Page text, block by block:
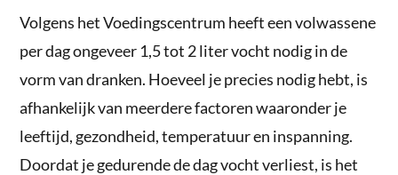
Volgens het Voedingscentrum heeft een volwassene
per dag ongeveer 1,5 tot 2 liter vocht nodig in de
vorm van dranken. Hoeveel je precies nodig hebt, is
afhankelijk van meerdere factoren waaronder je
leeftijd, gezondheid, temperatuur en inspanning.
Doordat je gedurende de dag vocht verliest, is het